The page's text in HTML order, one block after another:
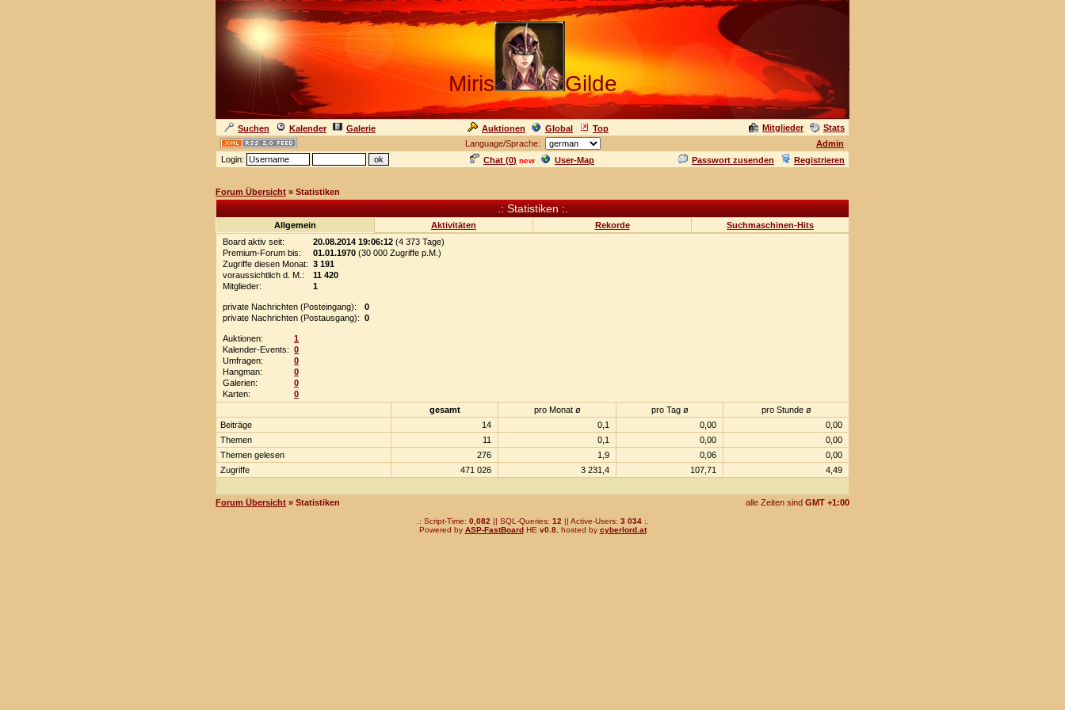
Miris Gilde
Suchen Kalender Galerie Auktionen Global Top Mitglieder
Stats
Language/Sprache:
Admin
Login:
Chat (0) new User-Map Passwort zusenden Registrieren
Forum Übersicht » Statistiken
.: Statistiken :.
Allgemein Aktivitäten Rekorde
Suchmaschinen-Hits
Board aktiv seit:
20.08.2014 19:06:12 (4 373 Tage)
Premium-Forum bis:
01.01.1970 (30 000 Zugriffe p.M.)
Zugriffe diesen Monat: 3 191
voraussichtlich d. M.:
11 420
Mitglieder:
1
private Nachrichten (Posteingang):
0
private Nachrichten (Postausgang): 0
Auktionen:
1
Kalender-Events: 0
Umfragen:
0
Hangman:
0
Galerien:
0
Karten:
0
gesamt
pro Monat ø pro Tag ø
pro Stunde ø
Beiträge
14 0,1 0,00
0,00
Themen
11 0,1 0,00
0,00
Themen gelesen
276 1,9 0,06
0,00
Zugriffe
471 026 3 231,4 107,71 4,49
Forum Übersicht » Statistiken alle Zeiten sind GMT +1:00
.: Script-Time: 0,082 || SQL-Queries: 12 || Active-Users: 3 034:.
Powered by ASP-FastBoardHE v0.8, hosted by cyberlord.at